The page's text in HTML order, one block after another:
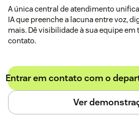
A única central de atendimento
IA que preenche a lacuna entre voz,
mais. Dê visibilidade à sua equipe
contato.
Entrar em contato com o
Ver